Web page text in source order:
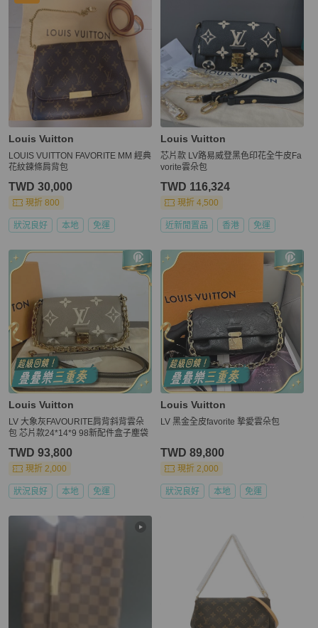
Louis Vuitton
LOUIS VUITTON FAVORITE MM 經典
花紋鍊條肩背包
TWD 30,000
現折 800
狀況良好 本地 免運
Louis Vuitton
芯片款 LV路易威登黑色印花全牛皮Fa
vorite雲朵包
TWD 116,324
現折 4,500
近新閒置品 香港 免運
Louis Vuitton
LV 大象灰FAVOURITE肩背斜背雲朵
包 芯片款24*14*9 98新配件盒子塵袋
TWD 93,800
現折 2,000
狀況良好 本地 免運
Louis Vuitton
LV 黑金全皮favorite 摯愛雲朵包
TWD 89,800
現折 2,000
狀況良好 本地 免運